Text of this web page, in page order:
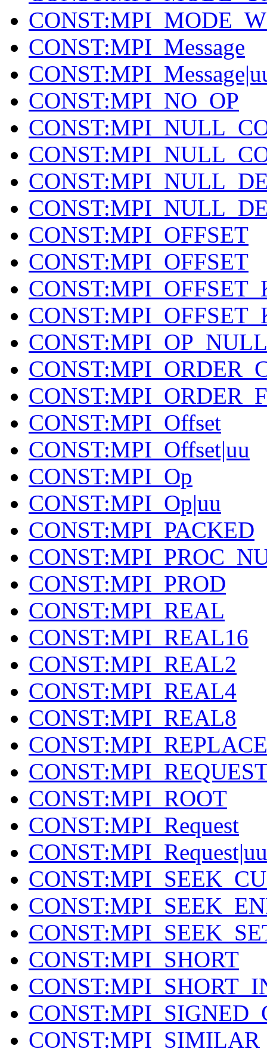
CONST:MPI_Message
CONST:MPI_NO_OP
CONST:MPI_OFFSET
CONST:MPI_OFFSET
CONST:MPI_OP_NULL
CONST:MPI_Offset
CONST:MPI_Offset|uu
CONST:MPI_Op
CONST:MPI_Op|uu
CONST:MPI_PACKED
CONST:MPI_PROD
CONST:MPI_REAL
CONST:MPI_REAL16
CONST:MPI_REAL2
CONST:MPI_REAL4
CONST:MPI_REAL8
CONST:MPI_REPLACE
CONST:MPI_ROOT
CONST:MPI_Request
CONST:MPI_Request|uu
CONST:MPI_SHORT
CONST:MPI_SIMILAR